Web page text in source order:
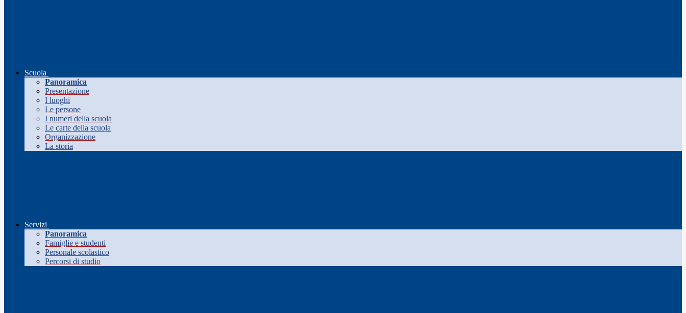
Scuola
Panoramica
Presentazione
I luoghi
Le persone
I numeri della scuola
Le carte della scuola
Organizzazione
La storia
Servizi
Panoramica
Famiglie e studenti
Personale scolastico
Percorsi di studio